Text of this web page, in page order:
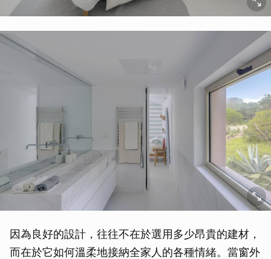
因為良好的設計，往往不在於選用多少昂貴的建材，
而在於它如何溫柔地接納全家人的各種情緒。當窗外